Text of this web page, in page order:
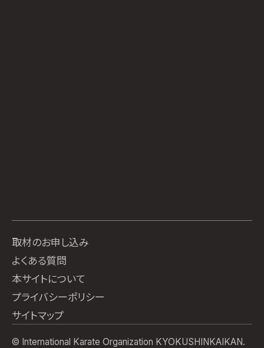
取材のお申し込み
よくある質問
本サイトについて
プライバシーポリシー
サイトマップ
© International Karate Organization KYOKUSHINKAIKAN.